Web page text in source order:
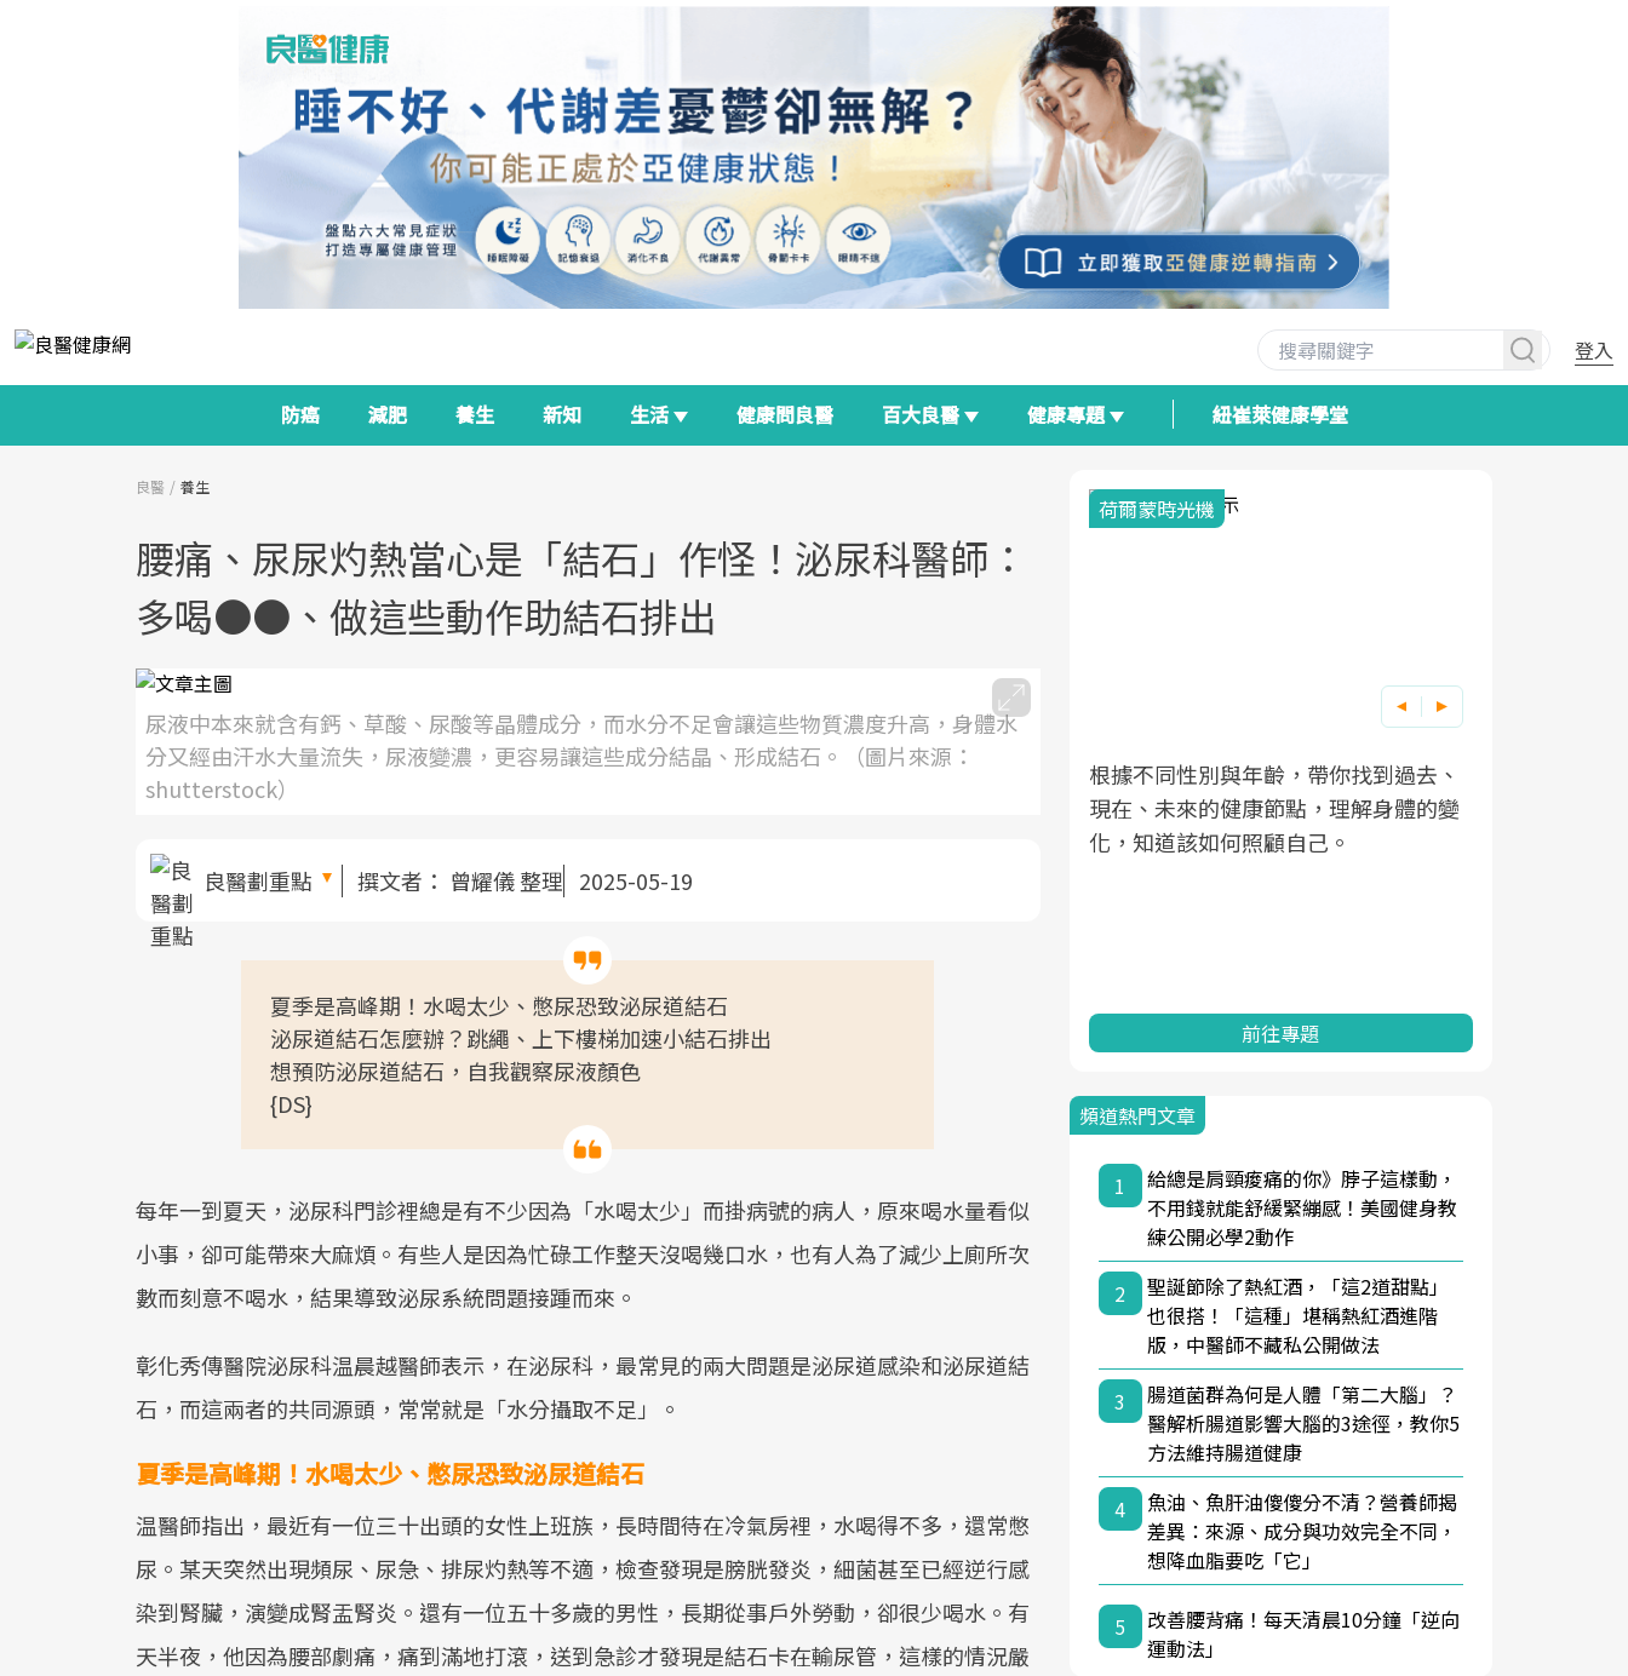
登入
防癌 減肥 養生 新知 生活 健康問良醫 百大良醫 健康專題 紐崔萊健康學堂
良醫 養生
腰痛、尿尿灼熱當心是「結石」作怪！泌尿科醫師：
多喝●●、做這些動作助結石排出
尿液中本來就含有鈣、草酸、尿酸等晶體成分，而水分不足會讓這些物質濃度升高，身體水
分又經由汗水大量流失，尿液變濃，更容易讓這些成分結晶、形成結石。（圖片來源：
shutterstock）
良醫劃重點 撰文者： 曾耀儀 整理 2025-05-19
夏季是高峰期！水喝太少、憋尿恐致泌尿道結石
泌尿道結石怎麼辦？跳繩、上下樓梯加速小結石排出
想預防泌尿道結石，自我觀察尿液顏色
{DS}
每年一到夏天，泌尿科門診裡總是有不少因為「水喝太少」而掛病號的病人，原來喝水量看似
小事，卻可能帶來大麻煩。有些人是因為忙碌工作整天沒喝幾口水，也有人為了減少上廁所次
數而刻意不喝水，結果導致泌尿系統問題接踵而來。
彰化秀傳醫院泌尿科温晨越醫師表示，在泌尿科，最常見的兩大問題是泌尿道感染和泌尿道結
石，而這兩者的共同源頭，常常就是「水分攝取不足」。
夏季是高峰期！水喝太少、憋尿恐致泌尿道結石
温醫師指出，最近有一位三十出頭的女性上班族，長時間待在冷氣房裡，水喝得不多，還常憋
尿。某天突然出現頻尿、尿急、排尿灼熱等不適，檢查發現是膀胱發炎，細菌甚至已經逆行感
染到腎臟，演變成腎盂腎炎。還有一位五十多歲的男性，長期從事戶外勞動，卻很少喝水。有
天半夜，他因為腰部劇痛，痛到滿地打滾，送到急診才發現是結石卡在輸尿管，這樣的情況嚴
面對超高齡社會的浪潮，台灣正在快速
照3.0」的推進，「預防醫學」已成全民
2025年，就到良醫生活祭體驗「一站式
良醫健康網從「換季的身體變化」出
改善行動。
荷爾蒙時光機
根據不同性別與年齡，帶你找到過去、
現在、未來的健康節點，理解身體的變
化，知道該如何照顧自己。
前往專題
頻道熱門文章
1
給總是肩頸痠痛的你》脖子這樣動，
不用錢就能舒緩緊繃感！美國健身教
練公開必學2動作
2
聖誕節除了熱紅酒，「這2道甜點」
也很搭！「這種」堪稱熱紅酒進階
版，中醫師不藏私公開做法
3
腸道菌群為何是人體「第二大腦」？
醫解析腸道影響大腦的3途徑，教你5
方法維持腸道健康
4
魚油、魚肝油傻傻分不清？營養師揭
差異：來源、成分與功效完全不同，
想降血脂要吃「它」
5
改善腰背痛！每天清晨10分鐘「逆向
運動法」